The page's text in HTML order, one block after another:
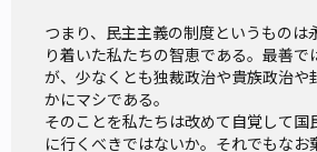
つまり、民主主義の制度というものは
り着いた私たちの智恵である。最善で
が、少なくとも独裁政治や貴族政治や
かにマシである。
そのことを私たちは改めて自覚して国
に行くべきではないか。それでもなお